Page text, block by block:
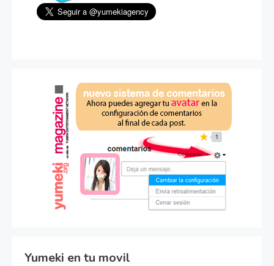
Yumeki en tu movil